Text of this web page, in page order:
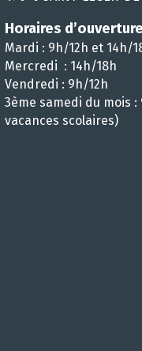
Horaires d’ouverture
Mardi : 9h/12h et 14h/
Mercredi : 14h/18h
Vendredi : 9h/12h
3ème samedi du mois
vacances scolaires)